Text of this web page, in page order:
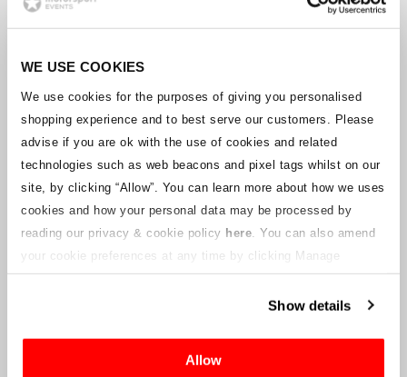
WE USE COOKIES
We use cookies for the purposes of giving you personalised
shopping experience and to best serve our customers. Please
advise if you are ok with the use of cookies and related
technologies such as web beacons and pixel tags whilst on our
site, by clicking “Allow”. You can learn more about how we uses
cookies and how your personal data may be processed by
reading our privacy & cookie policy here . You can also amend
your cookie preferences at any time by clicking Manage
Cookies in the footer of this site.
Show details
Allow
bezüglich Ihrer Ticketbestellung erhalten, Ihre Buchung wurde nicht
storniert und es wird erwartet, dass Sie die von Ihnen bestellten
Unternehmens arbeitet mit den Lieferanten zusammen, um
Sollte sich der Status einzelner Buchungen ändern, wurden
Vorkehrungen getroffen, um Sie so schnell wie möglich zu
benachrichtigen. Zusätzliche Hinweise für Ticketinhaber werden auf
dieser Webseite veröffentlicht, sobald Informationen verfügbar
sind. Wir werden denjenigen mit gültigen Tickets auch eine neue E-
Mail-Adresse für den Kundenservice zur Verfügung stellen, die von
einem verbundenen Unternehmen verwaltet wird. Crowe U.K. LLP
kann keine Fragen zum Ticketvorgang und zum Zeitpunkt der